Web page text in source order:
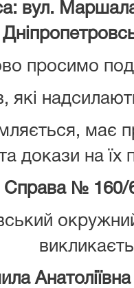
вул.
просимо
які
має
докази на їх
Справа № 160/